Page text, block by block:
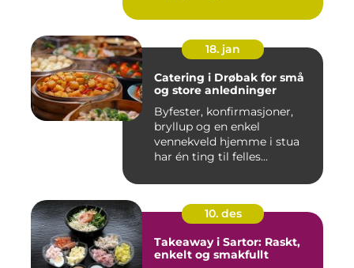
18. jan
Catering i Drøbak for små
og store anledninger
Byfester, konfirmasjoner,
bryllup og en enkel
vennekveld hjemme i stua
har én ting til felles...
10. des
Takeaway i Sartor: Raskt,
enkelt og smakfullt